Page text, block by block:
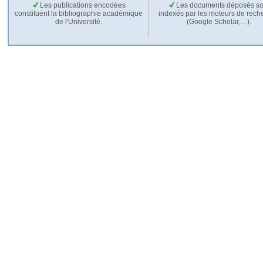
Les publications encodées
constituent la bibliographie académique
de l'Université.
Les documents déposés
indexés par les moteurs de
(Google Scholar,…).